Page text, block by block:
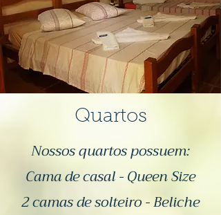
Quartos
Nossos quartos possuem:
Cama de casal - Queen Size
2 camas de solteiro - Beliche